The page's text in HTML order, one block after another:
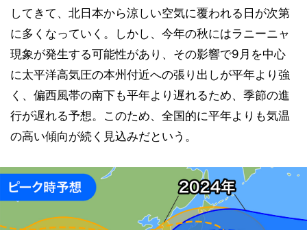
してきて、北日本から涼しい空気に覆われる日が次第
に多くなっていく。しかし、今年の秋にはラニーニャ
現象が発生する可能性があり、その影響で9月を中心
に太平洋高気圧の本州付近への張り出しが平年より強
く、偏西風帯の南下も平年より遅れるため、季節の進
行が遅れる予想。このため、全国的に平年よりも気温
の高い傾向が続く見込みだという。